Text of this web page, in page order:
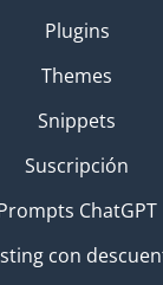
Plugins
Themes
Snippets
Suscripción
ChatGPT
con